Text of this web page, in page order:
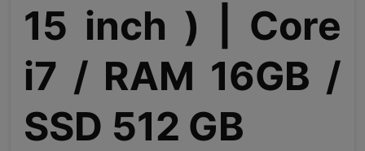
15 inch ) | Core
i7 / RAM 16GB /
SSD 512 GB